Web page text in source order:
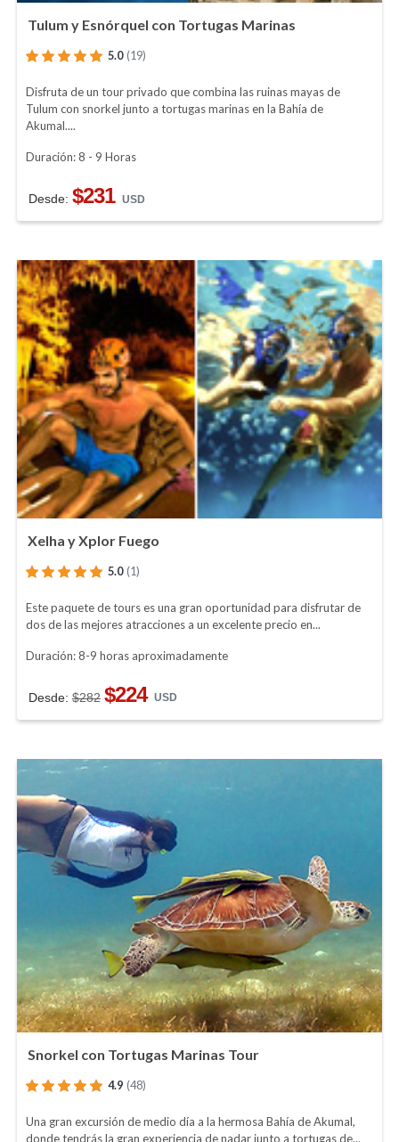
Tulum y Esnórquel con Tortugas Marinas
5.0 (19)
Disfruta de un tour privado que combina las ruinas mayas de
Tulum con snorkel junto a tortugas marinas en la Bahía de
Akumal....
Duración: 8 - 9 Horas
Desde: $231 USD
Xelha y Xplor Fuego
5.0 (1)
Este paquete de tours es una gran oportunidad para disfrutar de
dos de las mejores atracciones a un excelente precio en...
Duración: 8-9 horas aproximadamente
Desde: $282 $224 USD
Snorkel con Tortugas Marinas Tour
4.9 (48)
Una gran excursión de medio dí­a a la hermosa Bahí­a de Akumal,
donde tendrás la gran experiencia de nadar junto a tortugas de...